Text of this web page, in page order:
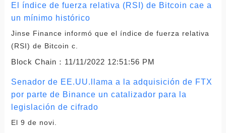
El índice de fuerza relativa (RSI) de Bitcoin cae a
un mínimo histórico
Jinse Finance informó que el índice de fuerza relativa
(RSI) de Bitcoin c.
Block Chain： 11/11/2022 12:51:56 PM
Senador de EE.UU.llama a la adquisición de FTX
por parte de Binance un catalizador para la
legislación de cifrado
El 9 de novi.